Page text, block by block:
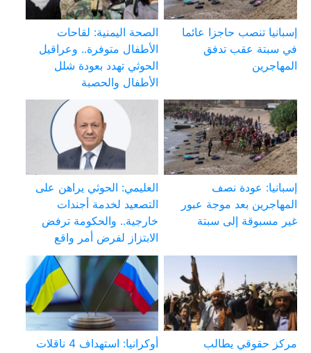
إسبانيا تنصب حاجزا عائما
في سبتة عقب تدفق
المهاجرين
الصحة اليمنية: لقاحات
الأطفال متوفرة.. وعراقيل
الحوثي تهدد بعودة شلل
الأطفال والحصبة
إسبانيا: عودة نصف
المهاجرين بعد موجة عبور
غير مسبوقة إلى سبتة
العليمي: الحوثي يراهن على
التصعيد لخدمة أجندات
خارجية.. والحكومة ترفض
الابتزاز لفرض أمر واقع
مركز حقوقي يطالب
أوكرانيا: استهداف 4 ناقلات